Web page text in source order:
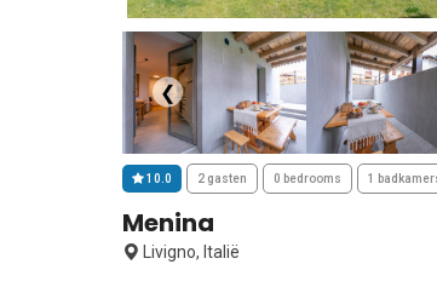
❮
10.0 2 gasten 0 bedrooms 1
Menina
Livigno, Italië